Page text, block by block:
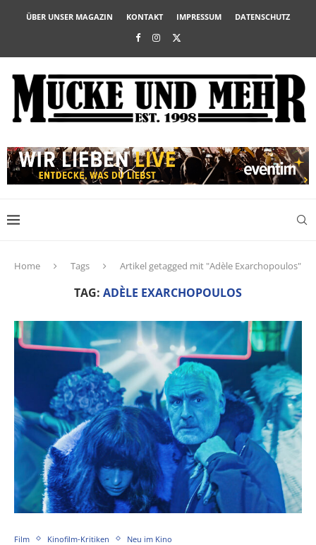
ÜBER UNSER MAGAZIN KONTAKT IMPRESSUM DATENSCHUTZ
Home Tags Artikel getagged mit "Adèle Exarchopoulos"
TAG: ADÈLE EXARCHOPOULOS
Film Kinofilm-Kritiken Neu im Kino